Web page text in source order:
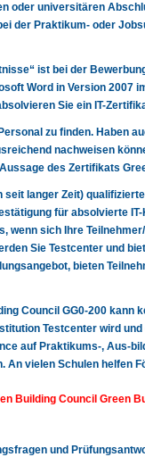
oder universitären
der Praktikum- oder
ist bei der
Word in Version 2007
Sie ein IT-
zu finden. Haben
nachweisen
des Zertifikats
langer Zeit)
für absolvierte
wenn sich Ihre
Sie Testcenter und
bieten
Council GG0-200 kann
Testcenter wird
auf Praktikums-, Aus-
An vielen Schulen helfen
Building Council Green
und